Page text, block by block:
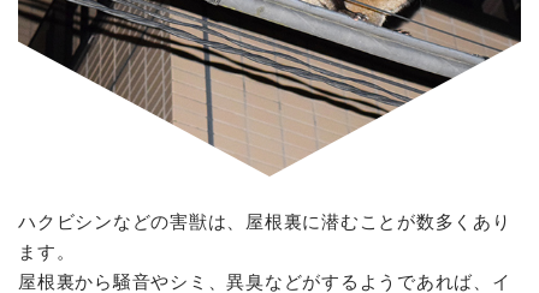
ハクビシンなどの害獣は、屋根裏に潜むことが数多くあり
ます。
屋根裏から騒音やシミ、異臭などがするようであれば、イ